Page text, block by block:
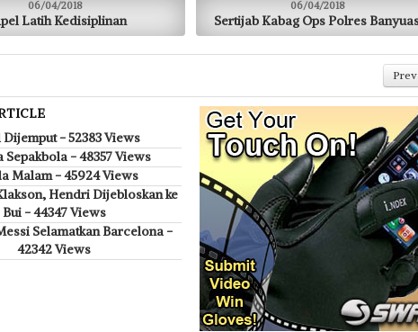
Sertijab Kabag Ops Polres Banyuasin
Prev
Dijemput - 52383 Views
Sepakbola - 48357 Views
Malam - 45924 Views
Hendri Dijebloskan ke
Bui - 44347 Views
Selamatkan Barcelona -
42342 Views